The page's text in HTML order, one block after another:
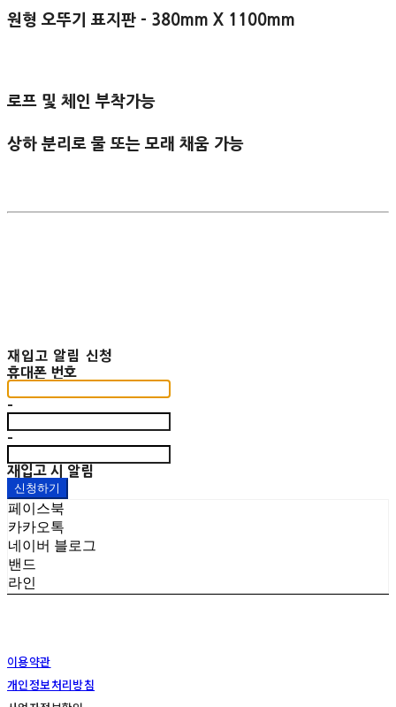
원형 오뚜기 표지판 - 380mm X 1100mm
로프 및 체인 부착가능
상하 분리로 물 또는 모래 채움 가능
재입고 알림 신청
휴대폰 번호
-
-
재입고 시 알림
신청하기
페이스북
카카오톡
네이버 블로그
밴드
라인
이용약관
개인정보처리방침